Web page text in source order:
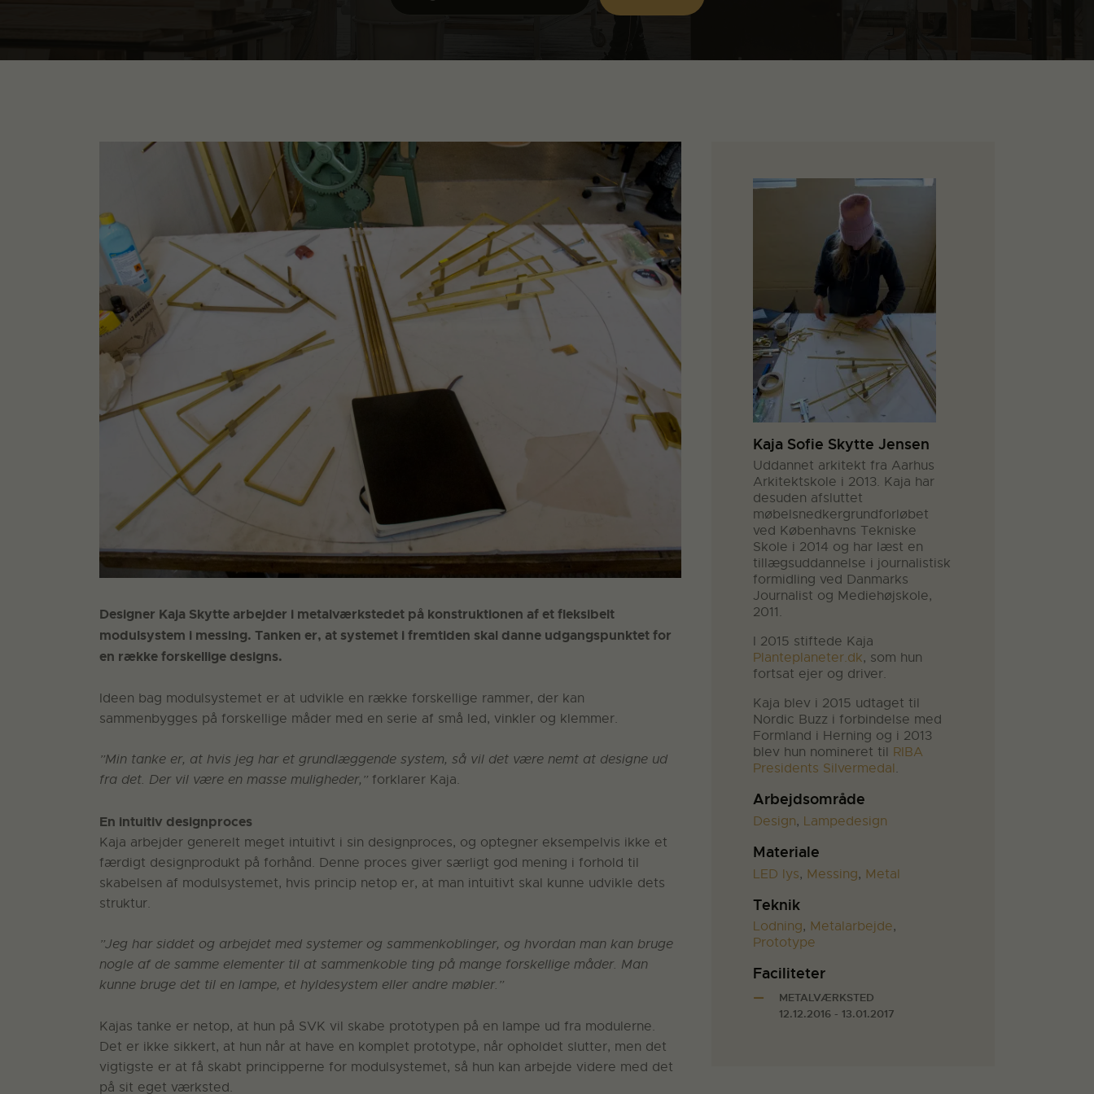
Designer Kaja Skytte arbejder i metalværkstedet på konstruktionen af et fleksibelt
modulsystem i messing. Tanken er, at systemet i fremtiden skal danne udgangspunktet for
en række forskellige designs.
Ideen bag modulsystemet er at udvikle en række forskellige rammer, der kan
sammenbygges på forskellige måder med en serie af små led, vinkler og klemmer.
”Min tanke er, at hvis jeg har et grundlæggende system, så vil det være nemt at designe ud
fra det. Der vil være en masse muligheder,” forklarer Kaja.
En intuitiv designproces
Kaja arbejder generelt meget intuitivt i sin designproces, og optegner eksempelvis ikke et
færdigt designprodukt på forhånd. Denne proces giver særligt god mening i forhold til
skabelsen af modulsystemet, hvis princip netop er, at man intuitivt skal kunne udvikle dets
struktur.
”Jeg har siddet og arbejdet med systemer og sammenkoblinger, og hvordan man kan bruge
nogle af de samme elementer til at sammenkoble ting på mange forskellige måder. Man
kunne bruge det til en lampe, et hyldesystem eller andre møbler.”
Kajas tanke er netop, at hun på SVK vil skabe prototypen på en lampe ud fra modulerne.
Det er ikke sikkert, at hun når at have en komplet prototype, når opholdet slutter, men det
vigtigste er at få skabt principperne for modulsystemet, så hun kan arbejde videre med det
på sit eget værksted.
Kaja Sofie Skytte Jensen
Uddannet arkitekt fra Aarhus
Arkitektskole i 2013. Kaja har
desuden afsluttet
møbelsnedkergrundforløbet
ved Københavns Tekniske
Skole i 2014 og har læst en
tillægsuddannelse i journalistisk
formidling ved Danmarks
Journalist og Mediehøjskole,
2011.
I 2015 stiftede Kaja
Planteplaneter.dk, som hun
fortsat ejer og driver.
Kaja blev i 2015 udtaget til
Nordic Buzz i forbindelse med
Formland i Herning og i 2013
blev hun nomineret til RIBA
Presidents Silvermedal.
Arbejdsområde
Design, Lampedesign
Materiale
LED lys, Messing, Metal
Teknik
Lodning, Metalarbejde,
Prototype
Faciliteter
METALVÆRKSTED
12.12.2016 - 13.01.2017